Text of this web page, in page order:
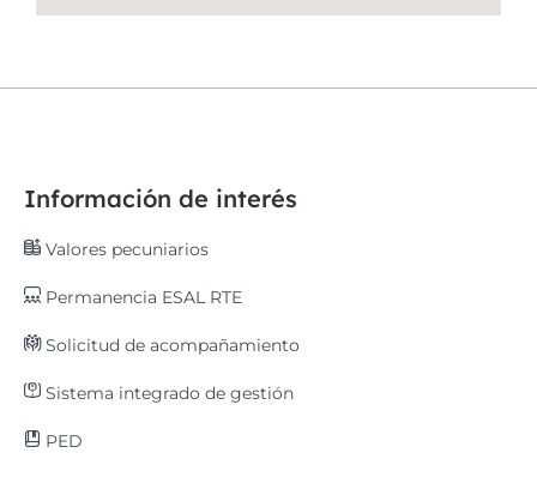
Información de interés
Valores pecuniarios
Permanencia ESAL RTE
Solicitud de acompañamiento
Sistema integrado de gestión
PED